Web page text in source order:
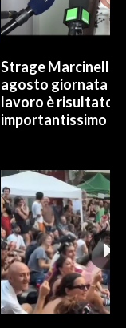
Strage Marcinelle,
agosto giornata
lavoro è risultato
importantissimo